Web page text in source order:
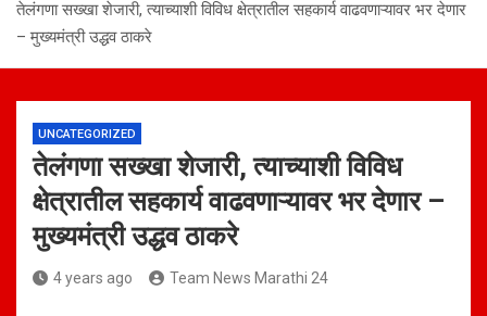
तेलंगणा सख्खा शेजारी, त्याच्याशी विविध क्षेत्रातील सहकार्य वाढवणाऱ्यावर भर देणार
– मुख्यमंत्री उद्धव ठाकरे
UNCATEGORIZED
तेलंगणा सख्खा शेजारी, त्याच्याशी विविध
क्षेत्रातील सहकार्य वाढवणाऱ्यावर भर देणार –
मुख्यमंत्री उद्धव ठाकरे
4 years ago Team News Marathi 24